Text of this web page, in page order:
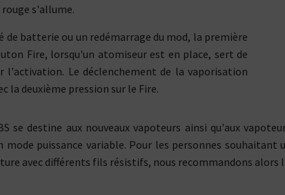
s'allume.
de batterie ou un redémarrage du mod, la première
Fire, lorsqu'un atomiseur est en place, sert de
l'activation. Le déclenchement de la vaporisation
la deuxième pression sur le Fire.
se destine aux nouveaux vapoteurs ainsi qu'aux
mode puissance variable. Pour les personnes
avec différents fils résistifs, nous recommandons alors